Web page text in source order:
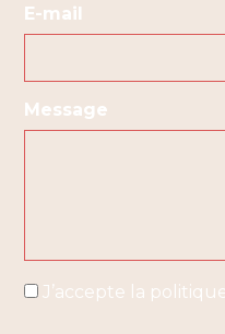
E-mail
Message
* J’accepte la